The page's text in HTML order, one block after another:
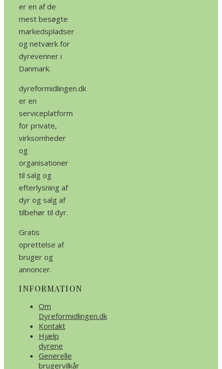
er en af de
mest besøgte
markedspladser
og netværk for
dyrevenner i
Danmark.
dyreformidlingen.dk
er en
serviceplatform
for private,
virksomheder
og
organisationer
til salg og
efterlysning af
dyr og salg af
tilbehør til dyr.
Gratis
oprettelse af
bruger og
annoncer.
INFORMATION
Om
Dyreformidlingen.dk
Kontakt
Hjælp
dyrene
Generelle
brugervilkår